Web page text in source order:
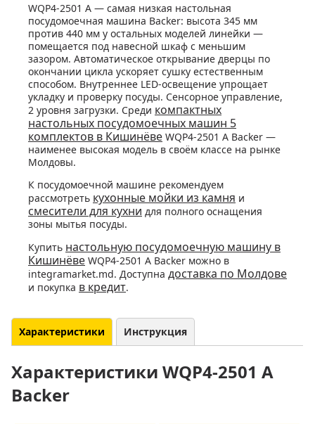
WQP4-2501 A — самая низкая настольная
посудомоечная машина Backer: высота 345 мм
против 440 мм у остальных моделей линейки —
помещается под навесной шкаф с меньшим
зазором. Автоматическое открывание дверцы по
окончании цикла ускоряет сушку естественным
способом. Внутреннее LED-освещение упрощает
укладку и проверку посуды. Сенсорное управление,
2 уровня загрузки. Среди компактных
настольных посудомоечных машин 5
комплектов в Кишинёве WQP4-2501 A Backer —
наименее высокая модель в своём классе на рынке
Молдовы.
К посудомоечной машине рекомендуем
рассмотреть кухонные мойки из камня и
смесители для кухни для полного оснащения
зоны мытья посуды.
Купить настольную посудомоечную машину в
Кишинёве WQP4-2501 A Backer можно в
integramarket.md. Доступна доставка по Молдове
и покупка в кредит.
Характеристики Инструкция
Характеристики WQP4-2501 A
Backer